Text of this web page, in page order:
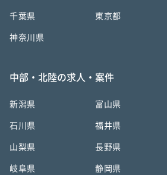
千葉県 東京都
神奈川県
中部・北陸の求人・案件
新潟県 富山県
石川県 福井県
山梨県 長野県
岐阜県 静岡県